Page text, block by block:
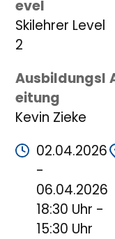
evel
Skilehrer Level
2
Ausbildungsl
eitung
Kevin Zieke
02.04.2026
-
06.04.2026
18:30 Uhr -
15:30 Uhr